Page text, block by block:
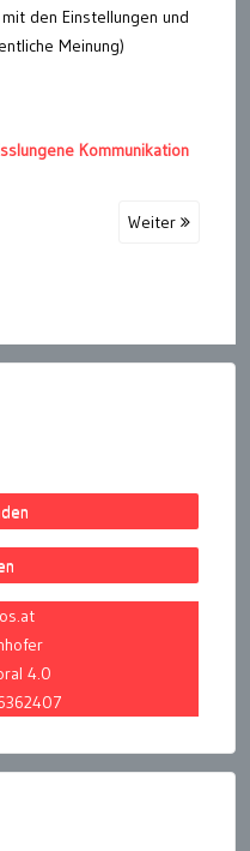
den Einstellungen und
Meinung)
Kommunikation
Weiter
4.0